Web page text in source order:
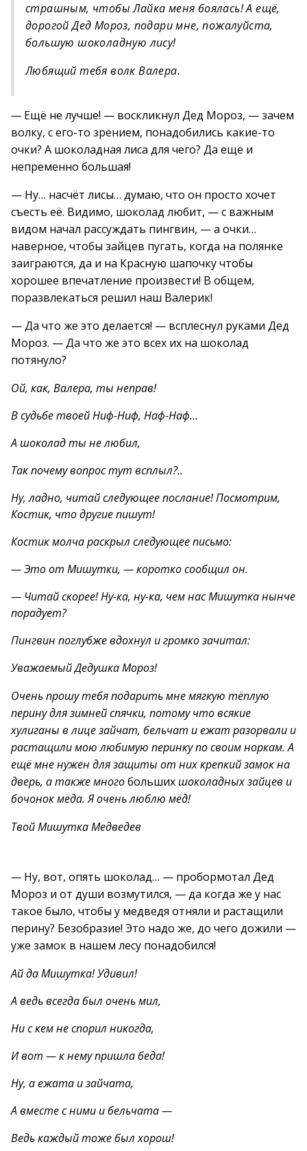
страшным, чтобы Лайка меня боялась! А ещё,
дорогой Дед Мороз, подари мне, пожалуйста,
большую шоколадную лису!
Любящий тебя волк Валера.
— Ещё не лучше! — воскликнул Дед Мороз, — зачем
волку, с его-то зрением, понадобились какие-то
очки? А шоколадная лиса для чего? Да ещё и
непременно большая!
— Ну… насчёт лисы… думаю, что он просто хочет
съесть её. Видимо, шоколад любит, — с важным
видом начал рассуждать пингвин, — а очки…
наверное, чтобы зайцев пугать, когда на полянке
заиграются, да и на Красную шапочку чтобы
хорошее впечатление произвести! В общем,
поразвлекаться решил наш Валерик!
— Да что же это делается! — всплеснул руками Дед
Мороз. — Да что же это всех их на шоколад
потянуло?
Ой, как, Валера, ты неправ!
В судьбе твоей Ниф-Ниф, Наф-Наф…
А шоколад ты не любил,
Так почему вопрос тут всплыл?..
Ну, ладно, читай следующее послание! Посмотрим,
Костик, что другие пишут!
Костик молча раскрыл следующее письмо:
— Это от Мишутки, — коротко сообщил он.
— Читай скорее! Ну-ка, ну-ка, чем нас Мишутка нынче
порадует?
Пингвин поглубже вдохнул и громко зачитал:
Уважаемый Дедушка Мороз!
Очень прошу тебя подарить мне мягкую тёплую
перину для зимней спячки, потому что всякие
хулиганы в лице зайчат, бельчат и ежат разорвали и
растащили мою любимую перинку по своим норкам. А
ещё мне нужен для защиты от них крепкий замок на
дверь, а также многобольших шоколадных зайцев и
бочонок мёда. Я очень люблю мёд!
Твой Мишутка Медведев
— Ну, вот, опять шоколад… — пробормотал Дед
Мороз и от души возмутился, — да когда же у нас
такое было, чтобы у медведя отняли и растащили
перину? Безобразие! Это надо же, до чего дожили —
уже замок в нашем лесу понадобился!
Ай да Мишутка! Удивил!
А ведь всегда был очень мил,
Ни с кем не спорил никогда,
И вот — к нему пришла беда!
Ну, а ежата и зайчата,
А вместе с ними и бельчата —
Ведь каждый тоже был хорош!